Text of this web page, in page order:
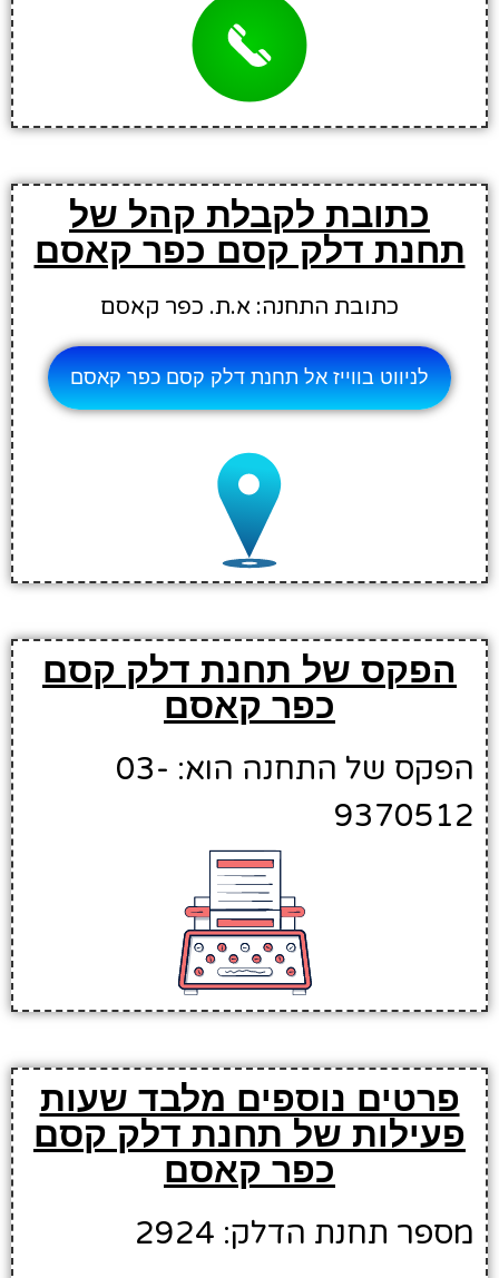
כתובת לקבלת קהל של
תחנת דלק קסם כפר קאסם
כתובת התחנה: א.ת. כפר קאסם
לניווט בווייז אל תחנת דלק קסם כפר קאסם
הפקס של תחנת דלק קסם
כפר קאסם
הפקס של התחנה הוא: 03-
9370512
פרטים נוספים מלבד שעות
פעילות של תחנת דלק קסם
כפר קאסם
מספר תחנת הדלק: 2924